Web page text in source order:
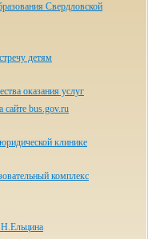
Свердловской
детям
оказания услуг
сайте bus.gov.ru
клинике
комплекс